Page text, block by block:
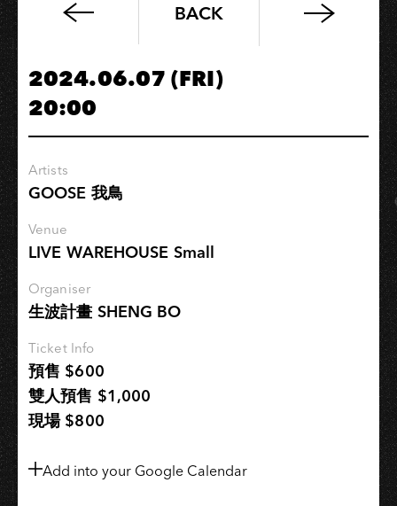
蕭
仁
2024
巡
迴
會
香
地
球
登
陸
高
雄
BACK
2024.06.07 (FRI)
20:00
Artists
GOOSE 我鳥
Venue
LIVE WAREHOUSE Small
Organiser
生波計畫 SHENG BO
Ticket Info
預售 $600
雙人預售 $1,000
現場 $800
Add into your Google Calendar